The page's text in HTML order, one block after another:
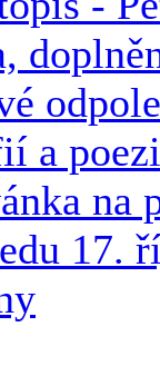
a
na
17.